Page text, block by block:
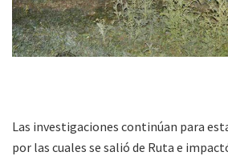
Las investigaciones continúan para
por las cuales se salió de Ruta e